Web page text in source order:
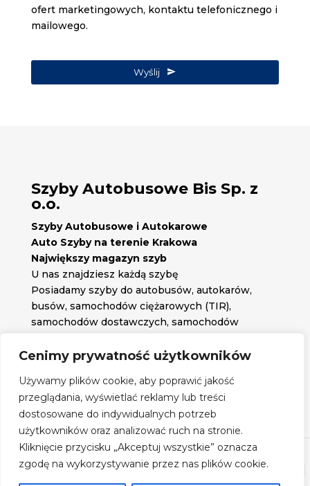
Cenimy prywatność użytkowników
Używamy plików cookie, aby poprawić jakość
przeglądania, wyświetlać reklamy lub treści
dostosowane do indywidualnych potrzeb
użytkowników oraz analizować ruch na stronie.
Kliknięcie przycisku „Akceptuj wszystkie” oznacza
zgodę na wykorzystywanie przez nas plików cookie.
ofert marketingowych, kontaktu telefonicznego i
mailowego.
Wyślij
Szyby Autobusowe Bis Sp. z
o.o.
Szyby Autobusowe i Autokarowe
Auto Szyby na terenie Krakowa
Największy magazyn szyb
U nas znajdziesz każdą szybę
Posiadamy szyby do autobusów, autokarów,
busów, samochodów ciężarowych (TIR),
samochodów dostawczych, samochodów
potrzebujesz.
Znajdź nas na: 
Obserwuj nas na:
Regulamin zakupów
Szyby Autobusowe- 2026| Realizacja: www.woh.group